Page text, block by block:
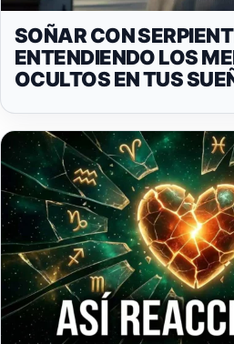
SOÑAR CON
ENTENDIENDO LOS
OCULTOS EN TUS